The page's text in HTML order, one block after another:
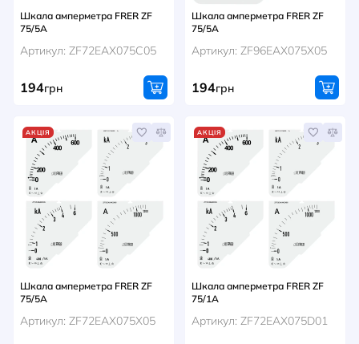
Шкала амперметра FRER ZF
75/5A
Артикул: ZF72EAX075C05
194грн
Шкала амперметра FRER ZF
75/5A
Артикул: ZF96EAX075X05
194грн
АКЦІЯ
Шкала амперметра FRER ZF
75/5A
Артикул: ZF72EAX075X05
АКЦІЯ
Шкала амперметра FRER ZF
75/1A
Артикул: ZF72EAX075D01